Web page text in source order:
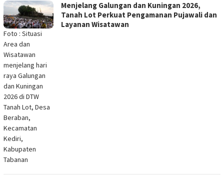
Foto : Situasi
Area dan
Wisatawan
menjelang hari
raya Galungan
dan Kuningan
2026 di DTW
Tanah Lot, Desa
Beraban,
Kecamatan
Kediri,
Kabupaten
Tabanan
Menjelang Galungan dan Kuningan 2026,
Tanah Lot Perkuat Pengamanan Pujawali dan
Layanan Wisatawan